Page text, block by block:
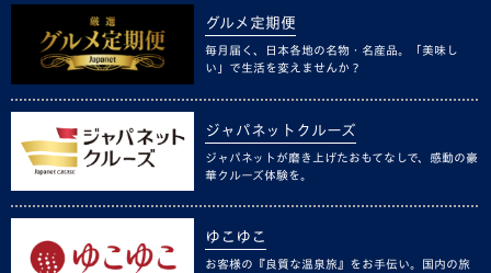
グルメ定期便
毎月届く、日本各地の名物・名産品。「美味し
い」で生活を変えませんか？
ジャパネットクルーズ
ジャパネットが磨き上げたおもてなしで、感動の豪
華クルーズ体験を。
ゆこゆこ
お客様の『良質な温泉旅』をお手伝い。国内の旅